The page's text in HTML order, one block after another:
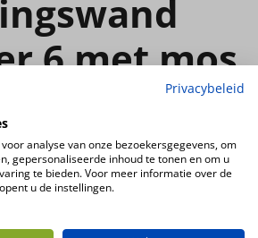
6 met mos
Privacybeleid
analyse van onze bezoekersgegevens, om
gepersonaliseerde inhoud te tonen en om u
te bieden. Voor meer informatie over de
u de instellingen.